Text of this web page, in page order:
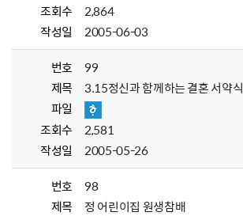
조회수
2,864
작성일
2005-06-03
번호
99
제목
3.15정신과 함께하는 결혼 서약식
파일
조회수
2,581
작성일
2005-05-26
번호
98
제목
정 어린이집 원생참배